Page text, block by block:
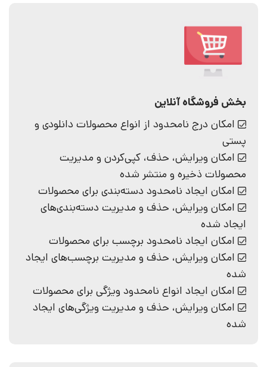
بخش فروشگاه آنلاین
امکان درج نامحدود از انواع محصولات دانلودی و
پستی
امکان ویرایش، حذف، کپی‌کردن و مدیریت
محصولات ذخیره و منتشر شده
امکان ایجاد نامحدود دسته‌بندی برای محصولات
امکان ویرایش، حذف و مدیریت دسته‌بندی‌های
ایجاد شده
امکان ایجاد نامحدود برچسب برای محصولات
امکان ویرایش، حذف و مدیریت برچسب‌های ایجاد
شده
امکان ایجاد انواع نامحدود ویژگی برای محصولات
امکان ویرایش، حذف و مدیریت ویژگی‌های ایجاد
شده